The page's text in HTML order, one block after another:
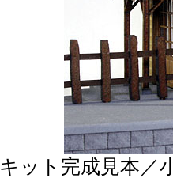
キット完成見本／